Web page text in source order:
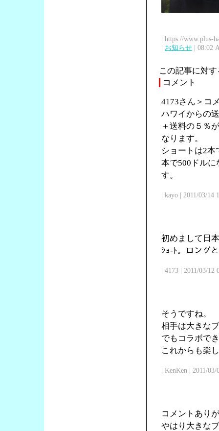
| https://www.plus-
| お知らせ | 08:02
この記事に対
コメント
4173さん＞コ
ハワイからの
＋送料の５％
なります。
ショートは2本
本で500ドル
す。
| kayo | 2011/03/14
初めまして日
ｼｮ-ﾄ。ロング
| 4173 | 2011/03/12
そうですね。
相手は大きな
でもコラボで
これからも楽
| KenKen | 2011/
コメントあり
やはり大きな